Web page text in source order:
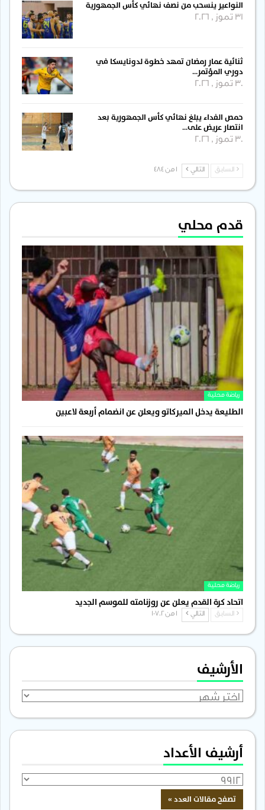
النواعير ينسحب من نصف نهائي كأس الجمهورية
31 تموز , 2026
ثنائية عمار رمضان تمهد خطوة لدونايسكا في
دوري المؤتمر…
30 تموز , 2026
حمص الفداء يبلغ نهائي كأس الجمهورية بعد
انتصار عريض على…
30 تموز , 2026
السابق التالي
قدم محلي
رياضة محلية
الطليعة يدخل الميركاتو ويعلن عن انضمام أربعة لاعبين
رياضة محلية
اتحاد كرة القدم يعلن عن روزنامته للموسم الجديد
السابق التالي
الأرشيف
الأرشيف
أرشيف الأعداد